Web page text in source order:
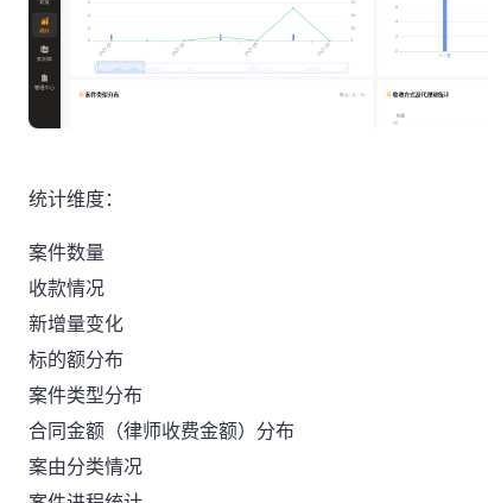
统计维度：
案件数量
收款情况
新增量变化
标的额分布
案件类型分布
合同金额（律师收费金额）分布
案由分类情况